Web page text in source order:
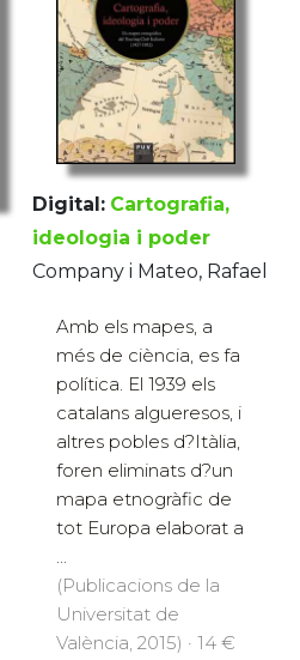
Digital: Cartografia,
ideologia i poder
Company i Mateo, Rafael
Amb els mapes, a
més de ciència, es fa
política. El 1939 els
catalans algueresos, i
altres pobles d?Itàlia,
foren eliminats d?un
mapa etnogràfic de
tot Europa elaborat a
...
(Publicacions de la
Universitat de
València, 2015) · 14 €